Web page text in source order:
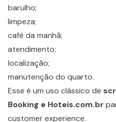
barulho;
limpeza;
café da manhã;
atendimento;
localização;
manutenção do quarto.
Esse é um uso clássico de
Booking e Hoteis.com.br
customer experience.